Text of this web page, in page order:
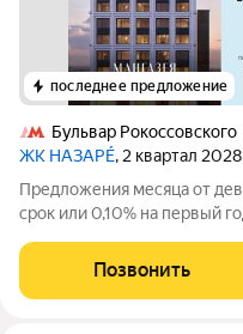
последнее предложение
Бульвар Рокоссовского
ЖК НАЗАРÉ, 2 квартал 2028
Предложения месяца от
срок или 0,10% на первый
Просторная 3-комнатная
34 этаже, без отделки.
Позвонить